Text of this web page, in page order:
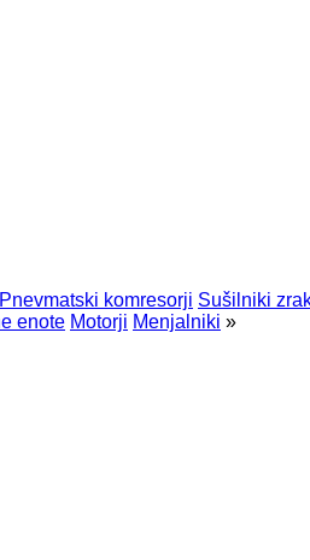
Pnevmatski komresorji Sušilniki
enote Motorji Menjalniki »